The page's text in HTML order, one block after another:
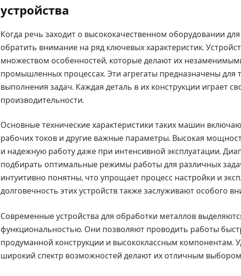
устройства
Когда речь заходит о высококачественном оборудовании
обратить внимание на ряд ключевых характеристик.
множеством особенностей, которые делают их
промышленных процессах. Эти агрегаты предназначены для
выполнения задач. Каждая деталь в их конструкции играет
производительности.
Основные технические характеристики таких машин
рабочих токов и другие важные параметры. Высокая
и надежную работу даже при интенсивной эксплуатации.
подбирать оптимальные режимы работы для различных
интуитивно понятны, что упрощает процесс настройки и
долговечность этих устройств также заслуживают особого
Современные устройства для обработки металлов
функциональностью. Они позволяют проводить работы
продуманной конструкции и высококлассным компонентам.
широкий спектр возможностей делают их отличным